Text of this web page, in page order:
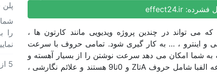
فشرده:effect24.ir
می تواند در چندین پروژه ویدیویی مانند کارتون ها ،
و اینترو ، … به کار گیری شود. تمامی حروف با سرعت
که به شما امکان می دهد سرعت نوشتن را از بسیار آهسته و
دقیق ، بدون افت کیفیت تغییر دهید. این مجموعه الفبا شامل حروف AتاZ و 0تا9 هستند و علائم نگارشی ،
را
5